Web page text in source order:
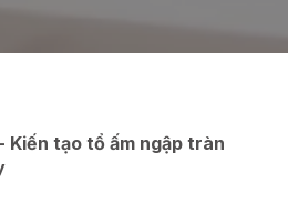
tạo tổ ấm ngập tràn